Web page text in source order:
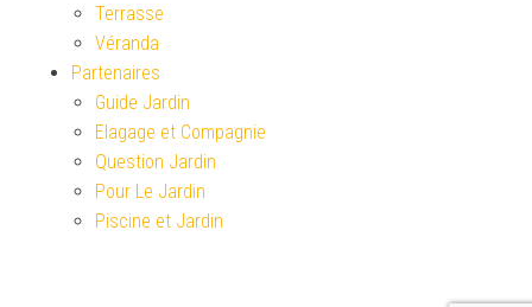
Terrasse
Véranda
Partenaires
Guide Jardin
Elagage et Compagnie
Question Jardin
Pour Le Jardin
Piscine et Jardin